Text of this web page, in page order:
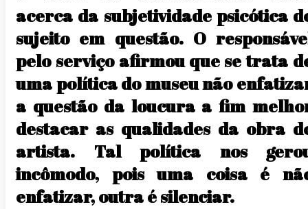
acerca da subjetividade psicótica
sujeito em questão. O
pelo serviço afirmou que se trata
uma política do museu não
a questão da loucura a fim
destacar as qualidades da obra
artista. Tal política nos
incômodo, pois uma coisa é
enfatizar, outra é silenciar.